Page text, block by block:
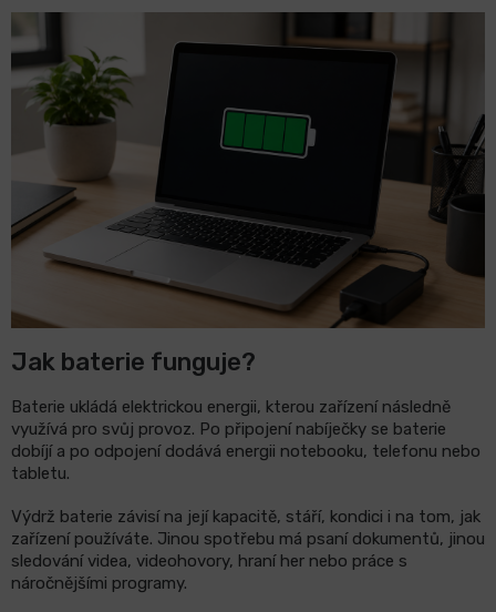
Apple
LCD
Příslušenství
Značky
Jak baterie funguje?
Baterie ukládá elektrickou energii, kterou zařízení následně
využívá pro svůj provoz. Po připojení nabíječky se baterie
dobíjí a po odpojení dodává energii notebooku, telefonu nebo
tabletu.
Výdrž baterie závisí na její kapacitě, stáří, kondici i na tom, jak
zařízení používáte. Jinou spotřebu má psaní dokumentů, jinou
sledování videa, videohovory, hraní her nebo práce s
náročnějšími programy.